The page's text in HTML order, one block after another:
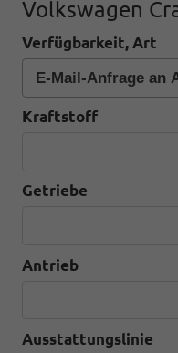
Volkswagen
Verfügbarkeit, Art
Kraftstoff
Getriebe
Antrieb
Ausstattungslinie